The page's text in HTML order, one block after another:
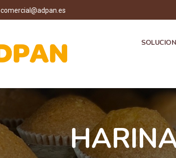
comercial@adpan.es